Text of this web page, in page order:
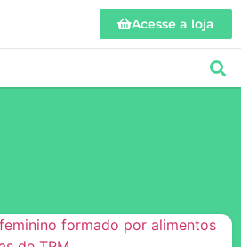
Acesse a loja